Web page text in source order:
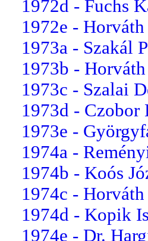
1972d - Fuchs
1972e -
1973a - Szakál
1973b -
1973c - Szalai
1973d - Czobor
1973e -
1974a -
1974b - Koós
1974c -
1974d - Kopik
1974e - Dr.